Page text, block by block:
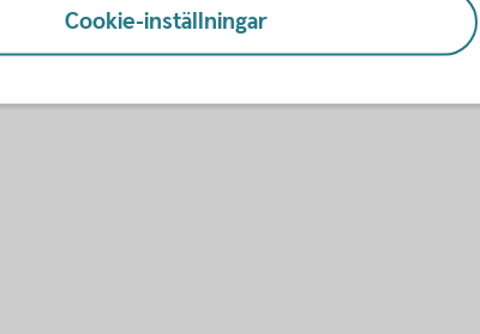
Cookie-inställningar